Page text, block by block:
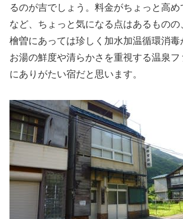
るのが吉でしょう。料金がちょっと高
など、ちょっと気になる点はあるもの
檜曽にあっては珍しく加水加温循環消毒
お湯の鮮度や清らかさを重視する温泉
にありがたい宿だと思います。